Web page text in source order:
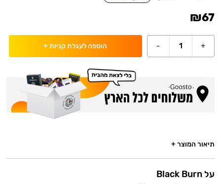
₪67
+
1
- הוספה לעגלת קניות +
תיאור המוצר +
על Black Burn